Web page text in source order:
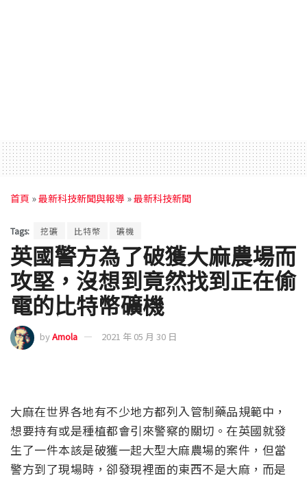
首頁 »最新科技新聞與報導 »最新科技新聞
Tags: 挖礦 比特幣 礦機
英國警方為了破獲大麻農場而
攻堅，沒想到竟然找到正在偷
電的比特幣礦機
byAmola 2021 年 05 月 30 日
大麻在世界各地有不少地方都列入管制藥品規範中，
想要持有或是種植都會引來警察的關切。在英國就發
生了一件本該是破獲一起大型大麻農場的案件，但當
警方到了現場時，卻發現裡面的東西不是大麻，而是